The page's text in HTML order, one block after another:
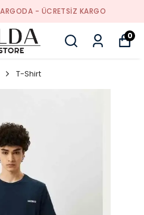
- ÜCRETSIZ KARGO
0
T-Shirt